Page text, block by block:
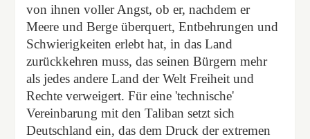
von ihnen voller Angst, ob er, nachdem er
Meere und Berge überquert, Entbehrungen und
Schwierigkeiten erlebt hat, in das Land
zurückkehren muss, das seinen Bürgern mehr
als jedes andere Land der Welt Freiheit und
Rechte verweigert. Für eine 'technische'
Vereinbarung mit den Taliban setzt sich
Deutschland ein, das dem Druck der extremen